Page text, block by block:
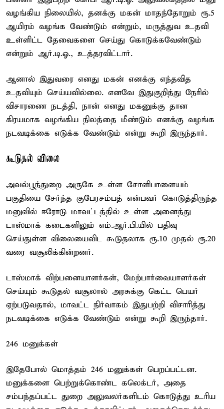
வழங்கிய நிலையில், தனக்கு மகன் மாதந்தோறும் ரூ.5
ஆயிரம் வழங்க வேண்டும் என்றும், மருத்துவ உதவி
உள்ளிட்ட தேவைகளை செய்து கொடுக்கவேண்டும்
என்றும் ஆர்.டி.ஓ., உத்தரவிட்டார்.
ஆனால் இதுவரை எனது மகன் எனக்கு எந்தவித
உதவியும் செய்யவில்லை. எனவே இதுகுறித்து நேரில்
விசாரணை நடத்தி, நான் எனது மகனுக்கு தான
கிரயமாக வழங்கிய நிலத்தை மீண்டும் எனக்கு வழங்க
நடவடிக்கை எடுக்க வேண்டும் என்று கூறி இருந்தார்.
கூடுதல் விலை
அவல்பூந்துறை அருகே உள்ள சோளிபாளையம்
பகுதியை சேர்ந்த குபேரசம்பத் என்பவர் கொடுத்திருந்த
மனுவில் ஈரோடு மாவட்டத்தில் உள்ள அனைத்து
டாஸ்மாக் கடைகளிலும் எம்.ஆர்.பி.யில் பதிவு
செய்துள்ள விலையைவிட கூடுதலாக ரூ.10 முதல் ரூ.20
வரை வசூலிக்கின்றனர்.
டாஸ்மாக் விற்பனையாளர்கள், மேற்பார்வையாளர்கள்
செய்யும் கூடுதல் வசூலால் அரசுக்கு கெட்ட பெயர்
ஏற்படுவதால், மாவட்ட நிர்வாகம் இதுபற்றி விசாரித்து
நடவடிக்கை எடுக்க வேண்டும் என்று கூறி இருந்தார்.
246 மனுக்கள்
இதேபோல் மொத்தம் 246 மனுக்கள் பெறப்பட்டன.
மனுக்களை பெற்றுக்கொண்ட கலெக்டர், அதை
சம்பந்தப்பட்ட துறை அலுவலர்களிடம் கொடுத்து உரிய